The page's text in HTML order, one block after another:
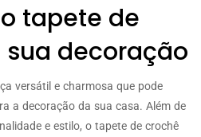
tapete de
decoração
versátil e charmosa que pode
a decoração da sua casa. Além de
e estilo, o tapete de crochê